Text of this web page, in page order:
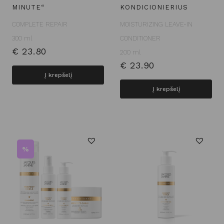
MINUTE“
COMPLETE REPAIR
300 ml
€ 23.80
Į krepšelį
KONDICIONIERIUS
MOISTURIZING LEAVE-IN
CONDITIONER
200 ml
€ 23.90
Į krepšelį
%